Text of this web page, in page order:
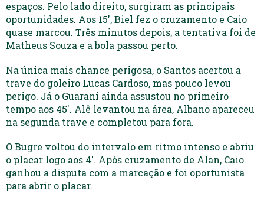
espaços. Pelo lado direito, surgiram as principais
oportunidades. Aos 15′, Biel fez o cruzamento e Caio
quase marcou. Três minutos depois, a tentativa foi de
Matheus Souza e a bola passou perto.
Na única mais chance perigosa, o Santos acertou a
trave do goleiro Lucas Cardoso, mas pouco levou
perigo. Já o Guarani ainda assustou no primeiro
tempo aos 45′. Alê levantou na área, Albano apareceu
na segunda trave e completou para fora.
O Bugre voltou do intervalo em ritmo intenso e abriu
o placar logo aos 4′. Após cruzamento de Alan, Caio
ganhou a disputa com a marcação e foi oportunista
para abrir o placar.